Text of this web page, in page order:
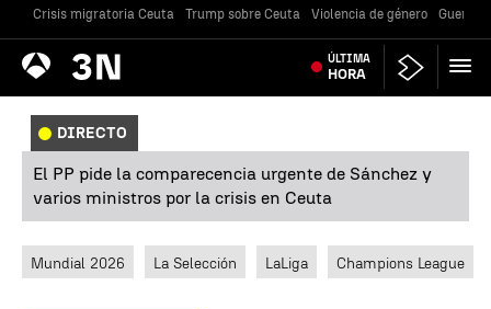
Crisis migratoria Ceuta Trump sobre Ceuta Violencia de género Guerra
Antena
3 Noticias ÚLTIMA
HORA
DIRECTO
El PP pide la comparecencia urgente de Sánchez y
varios ministros por la crisis en Ceuta
Mundial 2026 La Selección LaLiga Champions League